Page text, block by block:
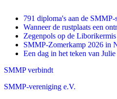
791 diploma's aan de SMMP-
Wanneer de rustplaats een
Zegenpols op de Liborikermis
SMMP-Zomerkamp 2026 in
Een dag in het teken van Julie
SMMP verbindt
SMMP-vereniging e.V.